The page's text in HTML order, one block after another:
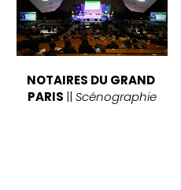
NOTAIRES DU GRAND
PARIS || Scénographie